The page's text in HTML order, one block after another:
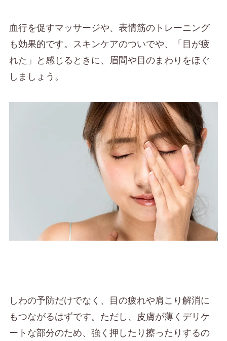
血行を促すマッサージや、表情筋のトレーニング
も効果的です。スキンケアのついでや、「目が疲
れた」と感じるときに、眉間や目のまわりをほぐ
しましょう。
しわの予防だけでなく、目の疲れや肩こり解消に
もつながるはずです。ただし、皮膚が薄くデリケ
ートな部分のため、強く押したり擦ったりするの